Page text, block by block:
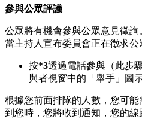
參與公眾評議
公眾將有機會參與公眾意見徵詢
當主持人宣布委員會正在徵求公
按*3透過電話參與（此步
與者視窗中的「舉手」圖示
根據您前面排隊的人數，您可
到您時，您將收到通知，您的